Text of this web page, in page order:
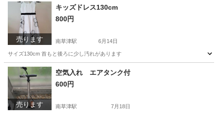
滋賀 草津市 南草津駅
売ります
キッズドレス130cm
800円
南草津駅 6月14日
サイズ130cm 首もと後ろに少し汚れがあります
滋賀 草津市 南草津駅 キッズ用品
売ります
空気入れ エアタンク付
600円
南草津駅 7月18日